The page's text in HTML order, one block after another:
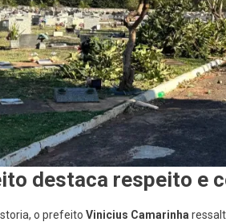
destaca respeito e
o prefeito Vinicius Camarinha